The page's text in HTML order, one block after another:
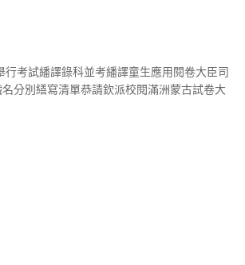
行考試繙譯錄科並考繙譯童生應用閱卷大臣司
分別繕寫清單恭請欽派校閱滿洲蒙古試卷大